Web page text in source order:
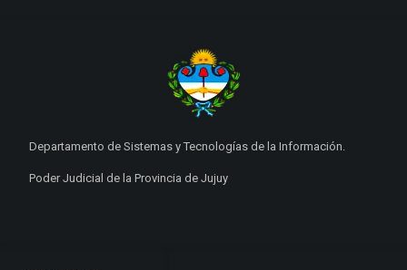
Departamento de Sistemas y Tecnologías de la Información.
Poder Judicial de la Provincia de Jujuy